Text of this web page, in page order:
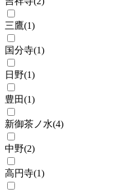
三鷹(1)
国分寺(1)
日野(1)
豊田(1)
新御茶ノ水(4)
中野(2)
高円寺(1)